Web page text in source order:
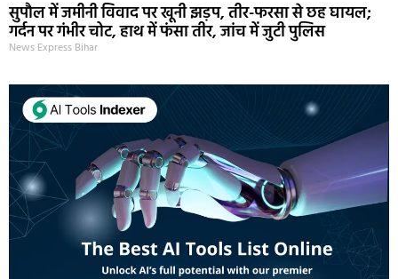
सुपौल में जमीनी विवाद पर खूनी झड़प, तीर-फरसा से छह घायल;
गर्दन पर गंभीर चोट, हाथ में फंसा तीर, जांच में जुटी पुलिस
News Express Bihar